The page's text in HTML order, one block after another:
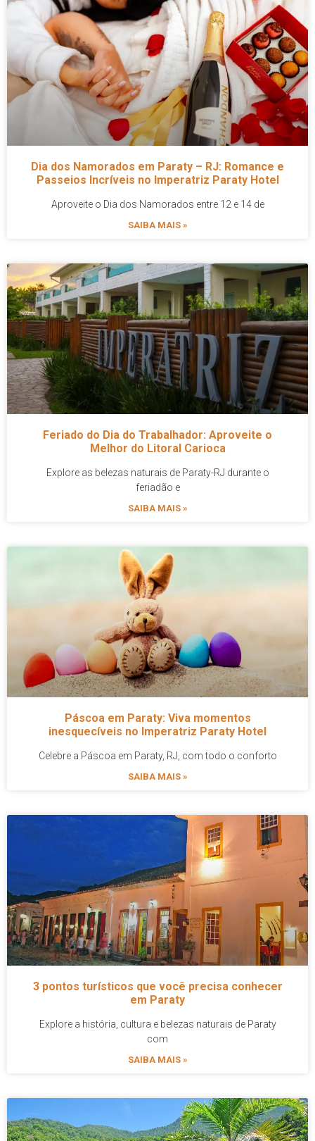
Dia dos Namorados em Paraty – RJ: Romance e
Passeios Incríveis no Imperatriz Paraty Hotel
Aproveite o Dia dos Namorados entre 12 e 14 de
SAIBA MAIS »
Feriado do Dia do Trabalhador: Aproveite o
Melhor do Litoral Carioca
Explore as belezas naturais de Paraty-RJ durante o
feriadão e
SAIBA MAIS »
Páscoa em Paraty: Viva momentos
inesquecíveis no Imperatriz Paraty Hotel
Celebre a Páscoa em Paraty, RJ, com todo o conforto
SAIBA MAIS »
3 pontos turísticos que você precisa conhecer
em Paraty
Explore a história, cultura e belezas naturais de Paraty
com
SAIBA MAIS »